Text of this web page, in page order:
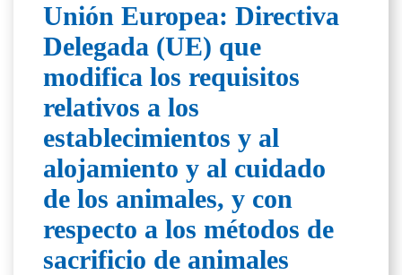
Unión Europea: Directiva
Delegada (UE) que
modifica los requisitos
relativos a los
establecimientos y al
alojamiento y al cuidado
de los animales, y con
respecto a los métodos de
sacrificio de animales